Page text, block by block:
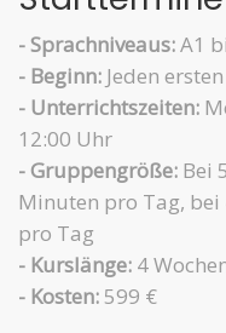
- Sprachniveaus:A1
- Beginn: Jeden
- Unterrichtszeiten:
12:00 Uhr
- Gruppengröße: Bei
Minuten pro Tag,
pro Tag
- Kurslänge: 4
- Kosten: 599 €